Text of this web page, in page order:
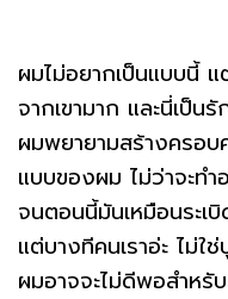
ผมไม่อยากเป็นแบบนี้ แ
จากเขามาก และนี่เป็น
ผมพยายามสร้างครอ
แบบของผม ไม่ว่าจะท
จนตอนนี้มันเหมือนระ
แต่บางทีคนเราอ่ะ ไม่ใ
ผมอาจจะไม่ดีพอสำหรั